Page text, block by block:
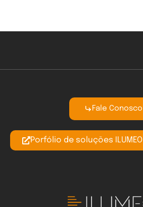
Fale Conosco
Porfólio de soluções ILUMEO